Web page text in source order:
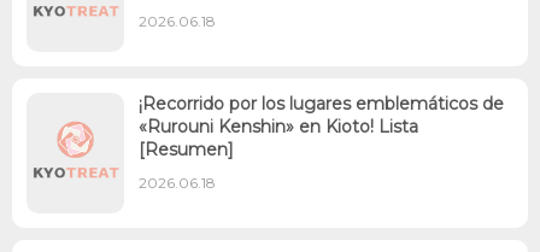
2026.06.18
¡Recorrido por los lugares emblemáticos de
«Rurouni Kenshin» en Kioto! Lista
[Resumen]
2026.06.18